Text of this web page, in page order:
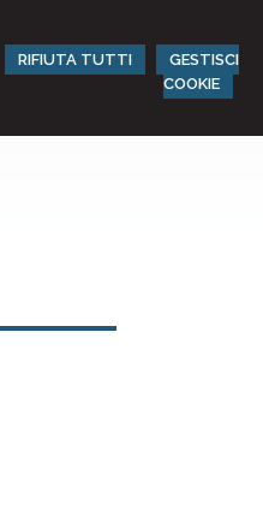
RIFIUTA TUTTI
GESTISCI
COOKIE